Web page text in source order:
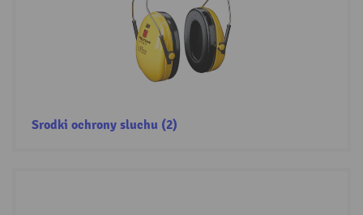
Srodki ochrony sluchu (2)